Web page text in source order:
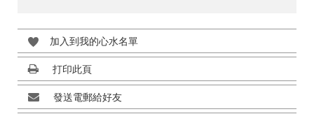
加入到我的心水名單
打印此頁
發送電郵給好友